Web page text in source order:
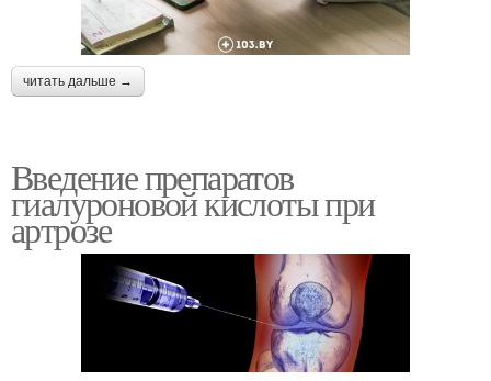
читать дальше →
Введение препаратов
гиалуроновой кислоты при
артрозе